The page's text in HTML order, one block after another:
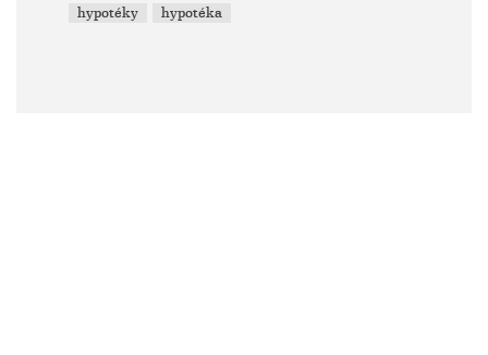
hypotéky
hypotéka